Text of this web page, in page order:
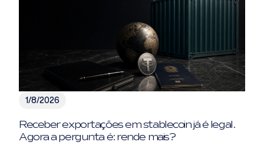
1/8/2026
Receber exportações em stablecoin já é legal.
Agora a pergunta é: rende mais?